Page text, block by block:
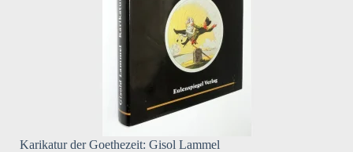
Karikatur der Goethezeit: Gisol Lammel